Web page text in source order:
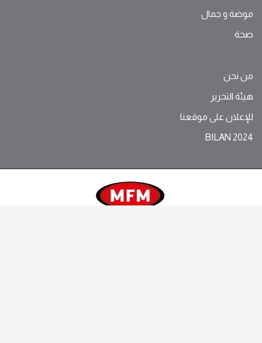
موضة ‫و‬ ‫‬‫جمال‬
صحة
من نحن
هيئة التحرير
للإعلان على موقعنا
BILAN 2024